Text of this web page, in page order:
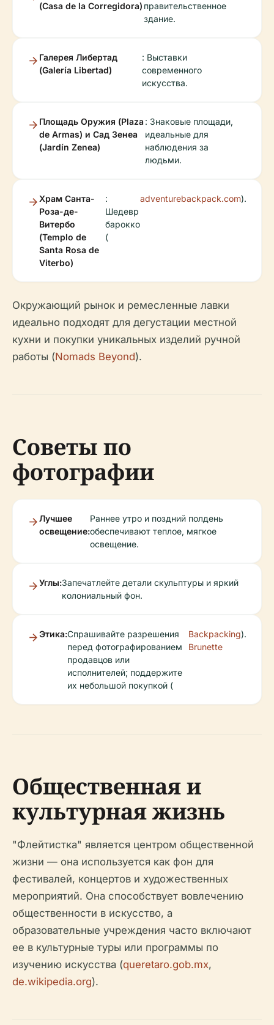
(Casa de la Corregidora) правительственное
здание.
Галерея Либертад
(Galería Libertad)
: Выставки
современного
искусства.
Площадь Оружия (Plaza
de Armas) и Сад Зенеа
(Jardín Zenea)
: Знаковые площади,
идеальные для
наблюдения за
людьми.
Храм Санта-
Роза-де-
Витербо
(Templo de
Santa Rosa de
Viterbo)
:
Шедевр
барокко
(
adventurebackpack.com).
Окружающий рынок и ремесленные лавки
идеально подходят для дегустации местной
кухни и покупки уникальных изделий ручной
работы (Nomads Beyond).
Советы по
фотографии
Лучшее
освещение:
Раннее утро и поздний полдень
обеспечивают теплое, мягкое
освещение.
Углы:Запечатлейте детали скульптуры и яркий
колониальный фон.
Этика:Спрашивайте разрешения
перед фотографированием
продавцов или
исполнителей; поддержите
их небольшой покупкой (
Backpacking
Brunette
).
Общественная и
культурная жизнь
"Флейтистка" является центром общественной
жизни — она используется как фон для
фестивалей, концертов и художественных
мероприятий. Она способствует вовлечению
общественности в искусство, а
образовательные учреждения часто включают
ее в культурные туры или программы по
изучению искусства (queretaro.gob.mx,
de.wikipedia.org).